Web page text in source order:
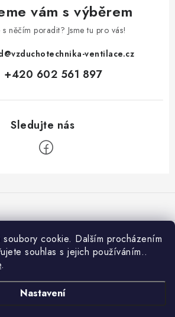
cookie. Dalším procházením
souhlas s jejich používáním..
.
Nastavení
vám s výběrem
něčím poradit? Jsme tu pro vás!
@vzduchotechnika-ventilace.cz
+420 602 561 897